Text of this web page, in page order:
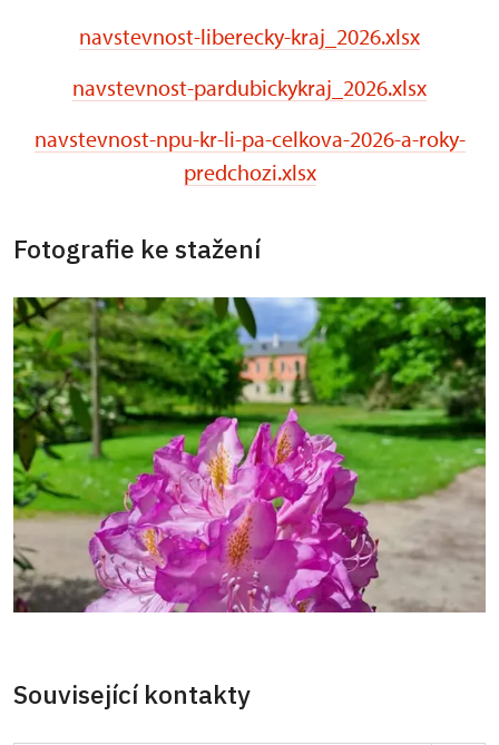
navstevnost-liberecky-kraj_2026.xlsx
navstevnost-pardubickykraj_2026.xlsx
navstevnost-npu-kr-li-pa-celkova-2026-a-roky-
predchozi.xlsx
Fotografie ke stažení
Související kontakty